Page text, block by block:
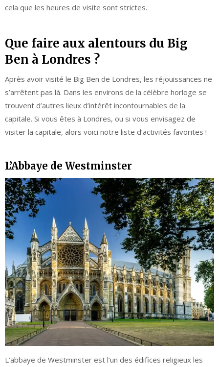
cela que les heures de visite sont strictes.
Que faire aux alentours du Big
Ben à Londres ?
Après avoir visité le Big Ben de Londres, les réjouissances ne
s’arrêtent pas là. Dans les environs de la célèbre horloge se
trouvent d’autres lieux d’intérêt incontournables de la
capitale. Si vous êtes à Londres, ou si vous envisagez de
visiter la capitale, alors voici notre liste d’activités favorites !
L’Abbaye de Westminster
L’abbaye de Westminster est l’un des édifices religieux les